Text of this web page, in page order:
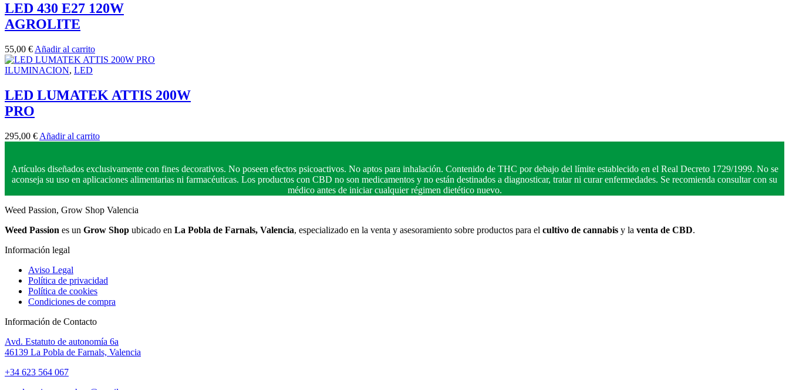
LED 430 E27 120W
AGROLITE
55,00 € Añadir al carrito
ILUMINACION, LED
LED LUMATEK ATTIS 200W
PRO
295,00 € Añadir al carrito
Artículos diseñados exclusivamente con fines decorativos. No poseen efectos psicoactivos. No aptos para inhalación. Contenido de THC por debajo del límite establecido en el Real Decreto 1729/1999. No se
aconseja su uso en aplicaciones alimentarias ni farmacéuticas. Los productos con CBD no son medicamentos y no están destinados a diagnosticar, tratar ni curar enfermedades. Se recomienda consultar con su
médico antes de iniciar cualquier régimen dietético nuevo.
Weed Passion, Grow Shop Valencia
Weed Passion es un Grow Shop ubicado en La Pobla de Farnals, Valencia, especializado en la venta y asesoramiento sobre productos para el cultivo de cannabis y la venta de CBD.
Información legal
Aviso Legal
Política de privacidad
Política de cookies
Condiciones de compra
Información de Contacto
Avd. Estatuto de autonomía 6a
46139 La Pobla de Farnals, Valencia
+34 623 564 067